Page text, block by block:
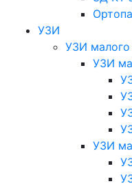
УЗИ
УЗИ малого
УЗИ
УЗИ